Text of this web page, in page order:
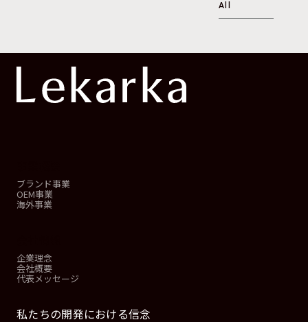
All
ブランド事業
OEM事業
海外事業
企業理念
会社概要
代表メッセージ
私たちの開発における信念